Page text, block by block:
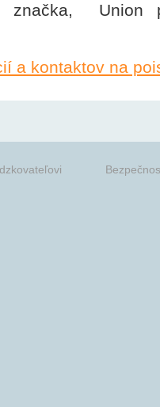
značka, Union
a kontaktov na